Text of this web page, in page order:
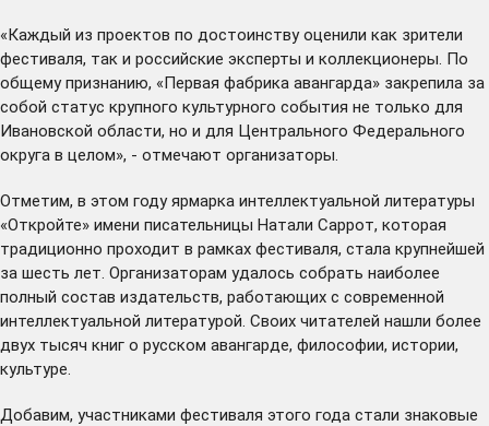
«Каждый из проектов по достоинству оценили как зрители
фестиваля, так и российские эксперты и коллекционеры. По
общему признанию, «Первая фабрика авангарда» закрепила за
собой статус крупного культурного события не только для
Ивановской области, но и для Центрального Федерального
округа в целом», - отмечают организаторы.
Отметим, в этом году ярмарка интеллектуальной литературы
«Откройте» имени писательницы Натали Саррот, которая
традиционно проходит в рамках фестиваля, стала крупнейшей
за шесть лет. Организаторам удалось собрать наиболее
полный состав издательств, работающих с современной
интеллектуальной литературой. Своих читателей нашли более
двух тысяч книг о русском авангарде, философии, истории,
культуре.
Добавим, участниками фестиваля этого года стали знаковые